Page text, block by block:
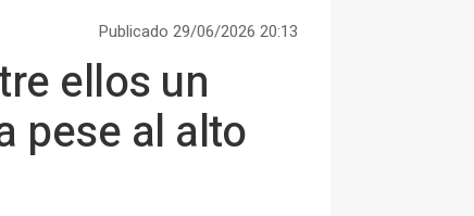
Publicado 29/06/2026 20:13
ellos un
pese al alto